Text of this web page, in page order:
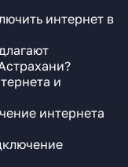
интернет в
и
интернета